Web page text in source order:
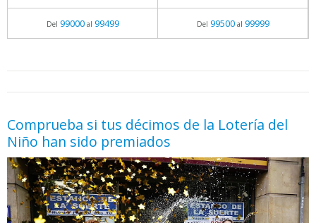
Del 99000al 99499 Del 99500al 99999
Comprueba si tus décimos de la Lotería del
Niño han sido premiados